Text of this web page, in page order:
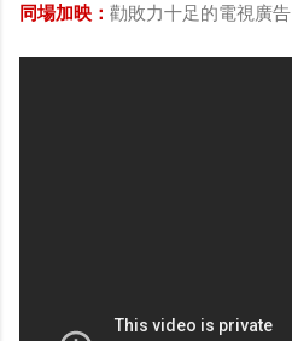
同場加映： 勸敗力十足的電視廣告